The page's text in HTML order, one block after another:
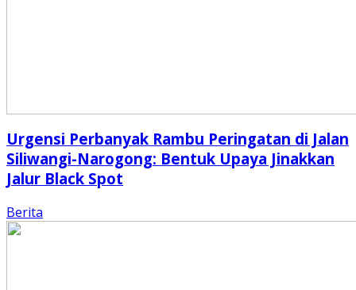
Urgensi Perbanyak Rambu Peringatan di Jalan
Siliwangi-Narogong: Bentuk Upaya Jinakkan
Jalur Black Spot
Berita